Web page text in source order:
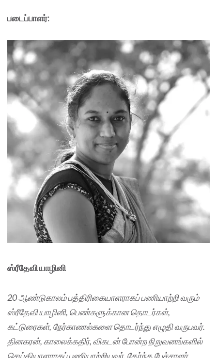
படைப்பாளர்:
ஸ்ரீதேவி யாழினி
20 ஆண்டுகாலம் பத்திரிகையாளராகப் பணியாற்றி வரும்
ஸ்ரீதேவி யாழினி, பெண்களுக்கான தொடர்கள்,
கட்டுரைகள், நேர்காணல்களை தொடர்ந்து எழுதி வருபவர்.
தினகரன், காலைக்கதிர், விகடன் போன்ற நிறுவனங்களில்
செய்தியாளராகப் பணியாற்றியவர். தேர்ந்த பேச்சாளர்,